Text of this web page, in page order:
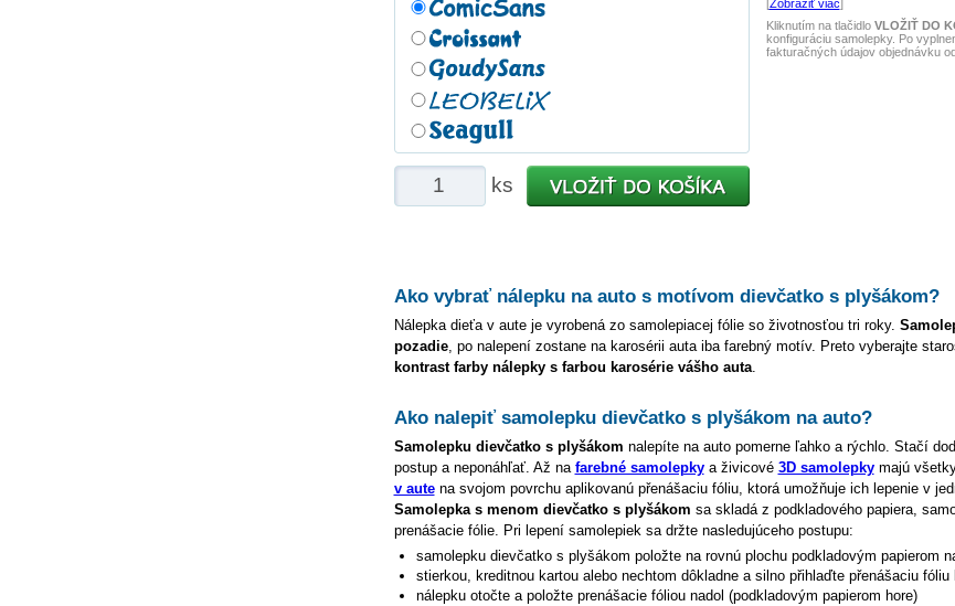
[Zobraziť viac]
Kliknutím na tlačidlo VLOŽIŤ DO
konfiguráciu samolepky. Po
fakturačných údajov objednávku
ks
Ako vybrať nálepku na auto s motívom dievčatko s plyšákom?
Nálepka dieťa v aute je vyrobená zo samolepiacej fólie so životnosťou tri roky.
pozadie, po nalepení zostane na karosérii auta iba farebný motív. Preto vyberajte
kontrast farby nálepky s farbou karosérie vášho auta.
Ako nalepiť samolepku dievčatko s plyšákom na auto?
Samolepku dievčatko s plyšákom nalepíte na auto pomerne ľahko a rýchlo. Stačí
postup a neponáhľať. Až na farebné samolepkya živicové 3D samolepkymajú
v autena svojom povrchu aplikovanú přenášaciu fóliu, ktorá umožňuje ich lepenie v
Samolepka s menom dievčatko s plyšákom sa skladá z podkladového papiera,
prenášacie fólie. Pri lepení samolepiek sa držte nasledujúceho postupu:
samolepku dievčatko s plyšákom položte na rovnú plochu podkladovým papierom
stierkou, kreditnou kartou alebo nechtom dôkladne a silno přihlaďte přenášaciu
nálepku otočte a položte prenášacie fóliou nadol (podkladovým papierom hore)